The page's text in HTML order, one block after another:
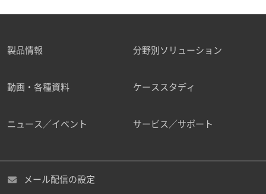
ご勤務先
職種
製品情報 分野別ソリューション
動画・各種資料 ケーススタディ
ニュース／イベント サービス／サポート
メール配信の設定